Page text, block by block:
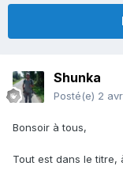
Shunka
Posté(e) 2
Bonsoir à tous,
Tout est dans le